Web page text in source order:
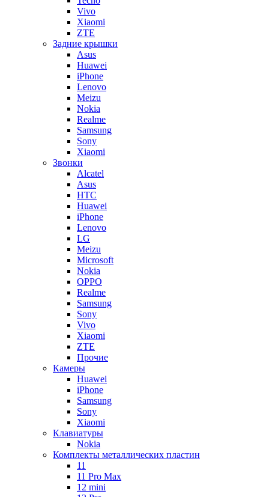
Vivo
Xiaomi
ZTE
Задние крышки
Asus
Huawei
iPhone
Lenovo
Meizu
Nokia
Realme
Samsung
Sony
Xiaomi
Звонки
Alcatel
Asus
HTC
Huawei
iPhone
Lenovo
LG
Meizu
Microsoft
Nokia
OPPO
Realme
Samsung
Sony
Vivo
Xiaomi
ZTE
Прочие
Камеры
Huawei
iPhone
Samsung
Sony
Xiaomi
Клавиатуры
Nokia
Комплекты металлических пластин
11
11 Pro Max
12 mini